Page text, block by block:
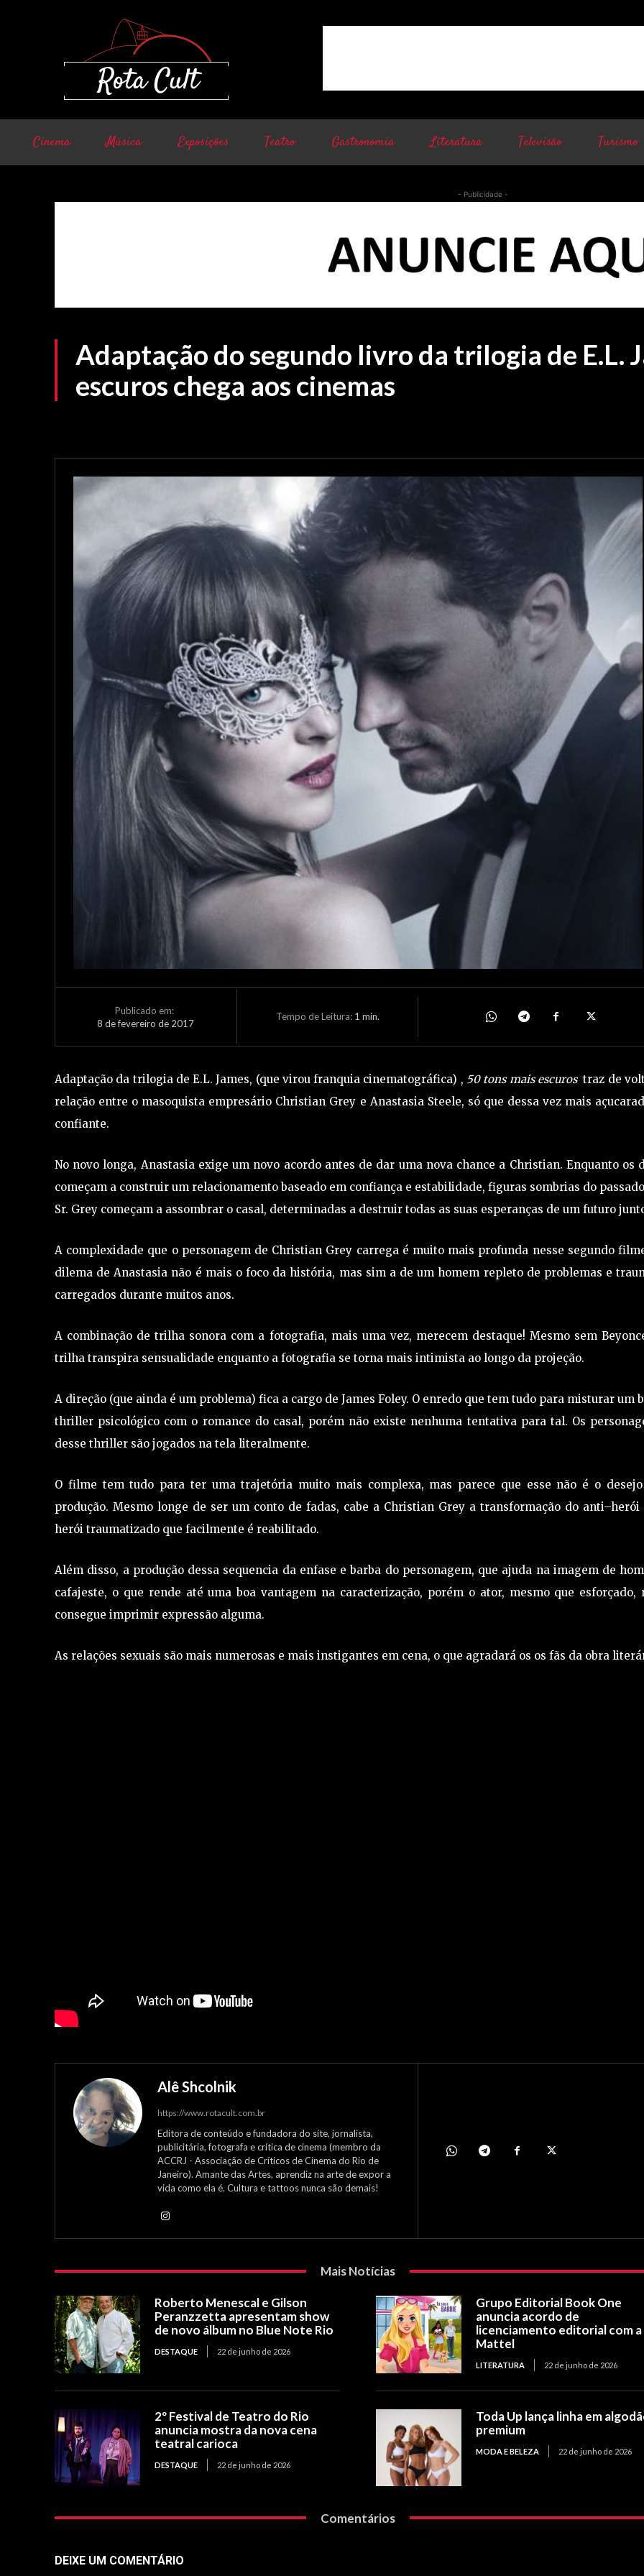
Cinema Música Exposições Teatro Gastronomia Literatura Televisão Turismo
- Publicidade -
Adaptação do segundo livro da trilogia de E.L.
escuros chega aos cinemas
Publicado em:
8 de fevereiro de 2017
Tempo de Leitura: 1 min.
Adaptação da trilogia de E.L. James, (que virou franquia cinematográfica) , 50 tons mais escuros traz de
relação entre o masoquista empresário Christian Grey e Anastasia Steele, só que dessa vez mais
confiante.
No novo longa, Anastasia exige um novo acordo antes de dar uma nova chance a Christian. Enquanto os
começam a construir um relacionamento baseado em confiança e estabilidade, figuras sombrias do
Sr. Grey começam a assombrar o casal, determinadas a destruir todas as suas esperanças de um futuro
A complexidade que o personagem de Christian Grey carrega é muito mais profunda nesse segundo
dilema de Anastasia não é mais o foco da história, mas sim a de um homem repleto de problemas e
carregados durante muitos anos.
A combinação de trilha sonora com a fotografia, mais uma vez, merecem destaque! Mesmo sem
trilha transpira sensualidade enquanto a fotografia se torna mais intimista ao longo da projeção.
A direção (que ainda é um problema) fica a cargo de James Foley. O enredo que tem tudo para misturar um
thriller psicológico com o romance do casal, porém não existe nenhuma tentativa para tal. Os
desse thriller são jogados na tela literalmente.
O filme tem tudo para ter uma trajetória muito mais complexa, mas parece que esse não é o
produção. Mesmo longe de ser um conto de fadas, cabe a Christian Grey a transformação do anti–herói
herói traumatizado que facilmente é reabilitado.
Além disso, a produção dessa sequencia da enfase e barba do personagem, que ajuda na imagem de
cafajeste, o que rende até uma boa vantagem na caracterização, porém o ator, mesmo que esforçado,
consegue imprimir expressão alguma.
As relações sexuais são mais numerosas e mais instigantes em cena, o que agradará os os fãs da obra
Alê Shcolnik
https://www.rotacult.com.br
Editora de conteúdo e fundadora do site, jornalista,
publicitária, fotografa e crítica de cinema (membro da
ACCRJ - Associação de Críticos de Cinema do Rio de
Janeiro). Amante das Artes, aprendiz na arte de expor a
vida como ela é. Cultura e tattoos nunca são demais!
Mais Notícias
Roberto Menescal e Gilson
Peranzzetta apresentam show
de novo álbum no Blue Note Rio
DESTAQUE 22 de junho de 2026
Grupo Editorial Book One
anuncia acordo de
licenciamento editorial com a
Mattel
LITERATURA 22 de junho de 2026
2º Festival de Teatro do Rio
anuncia mostra da nova cena
teatral carioca
DESTAQUE 22 de junho de 2026
Toda Up lança linha em
premium
MODA E BELEZA 22 de junho de 2026
Comentários
DEIXE UM COMENTÁRIO